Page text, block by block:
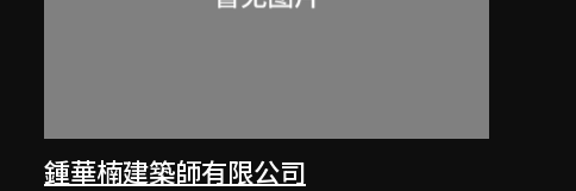
鍾華楠建築師有限公司